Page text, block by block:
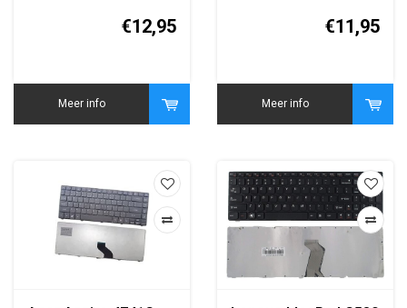
€12,95
Meer info
€11,95
Meer info